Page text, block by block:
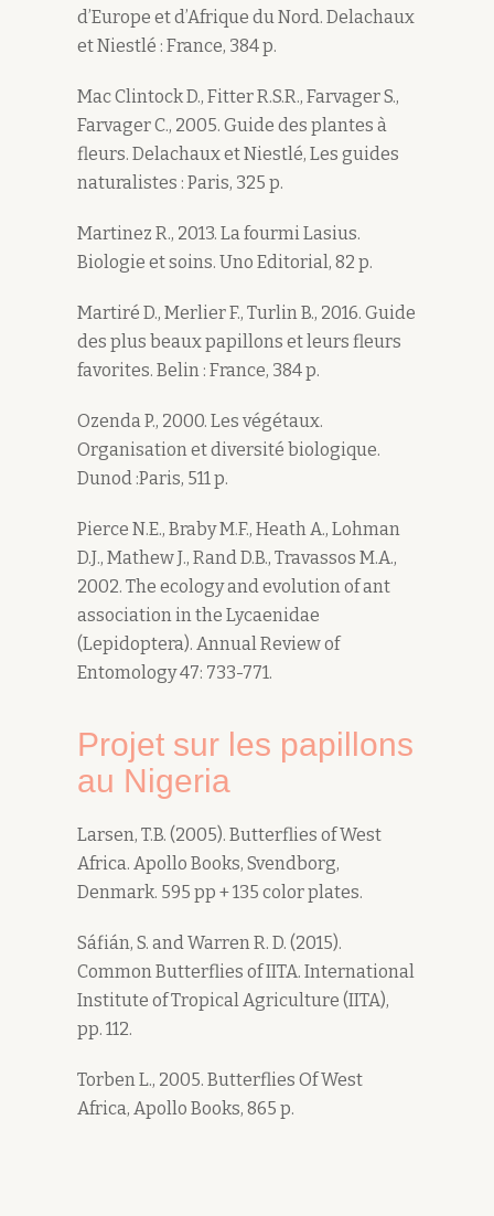
d’Europe et d’Afrique du Nord. Delachaux
et Niestlé : France, 384 p.
Mac Clintock D., Fitter R.S.R., Farvager S.,
Farvager C., 2005. Guide des plantes à
fleurs. Delachaux et Niestlé, Les guides
naturalistes : Paris, 325 p.
Martinez R., 2013. La fourmi Lasius.
Biologie et soins. Uno Editorial, 82 p.
Martiré D., Merlier F., Turlin B., 2016. Guide
des plus beaux papillons et leurs fleurs
favorites. Belin : France, 384 p.
Ozenda P., 2000. Les végétaux.
Organisation et diversité biologique.
Dunod :Paris, 511 p.
Pierce N.E., Braby M.F., Heath A., Lohman
D.J., Mathew J., Rand D.B., Travassos M.A.,
2002. The ecology and evolution of ant
association in the Lycaenidae
(Lepidoptera). Annual Review of
Entomology 47: 733-771.
Projet sur les papillons
au Nigeria
Larsen, T.B. (2005). Butterflies of West
Africa. Apollo Books, Svendborg,
Denmark. 595 pp + 135 color plates.
Sáfián, S. and Warren R. D. (2015).
Common Butterflies of IITA. International
Institute of Tropical Agriculture (IITA),
pp. 112.
Torben L., 2005. Butterflies Of West
Africa, Apollo Books, 865 p.